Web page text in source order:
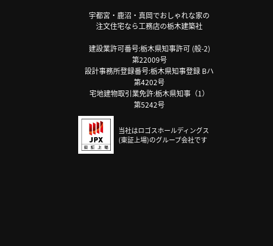
宇都宮・鹿沼・真岡でおしゃれな家の
注文住宅なら工務店の栃木建築社
建設業許可番号:栃木県知事許可 (般-2)
第22009号
設計事務所登録番号:栃木県知事登録 Bハ
第4202号
宅地建物取引業免許:栃木県知事（1）
第5242号
当社はロゴスホールディングス
(東証上場)のグループ会社です